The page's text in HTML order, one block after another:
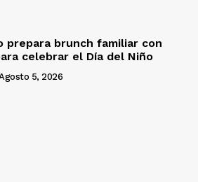
prepara brunch familiar con
celebrar el Día del Niño
5, 2026